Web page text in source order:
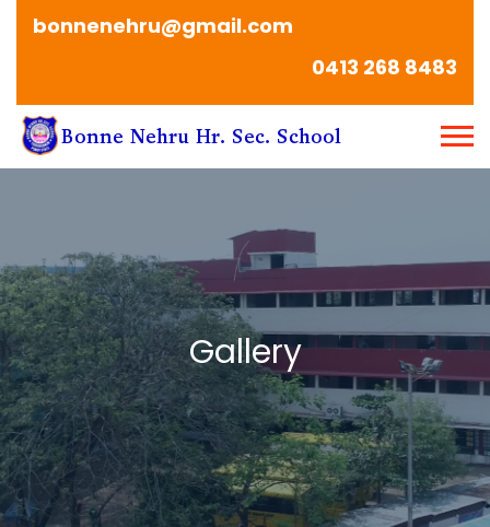
bonnenehru@gmail.com
0413 268 8483
Gallery